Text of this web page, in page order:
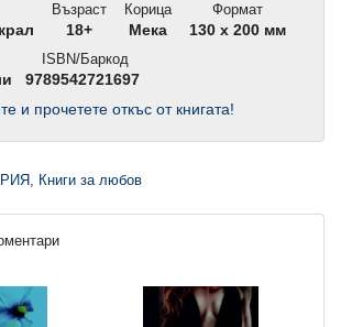
Възраст
18+
Корица
Мека
Формат
130 x 200 мм
ISBN/Баркод
9789542721697
и прочетете откъс от книгата!